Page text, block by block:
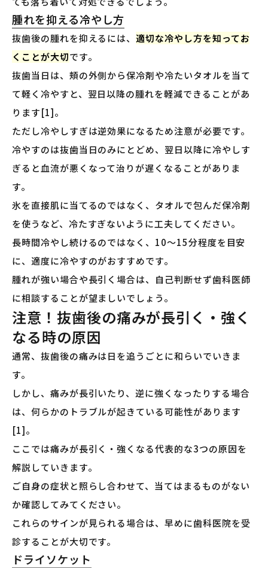
腫れを抑える冷やし方
抜歯後の腫れを抑えるには、適切な冷やし方を知ってお
くことが大切です。
抜歯当日は、頬の外側から保冷剤や冷たいタオルを当て
て軽く冷やすと、翌日以降の腫れを軽減できることがあ
ります[1]。
ただし冷やしすぎは逆効果になるため注意が必要です。
冷やすのは抜歯当日のみにとどめ、翌日以降に冷やしす
ぎると血流が悪くなって治りが遅くなることがありま
す。
氷を直接肌に当てるのではなく、タオルで包んだ保冷剤
を使うなど、冷たすぎないように工夫してください。
長時間冷やし続けるのではなく、10〜15分程度を目安
に、適度に冷やすのがおすすめです。
腫れが強い場合や長引く場合は、自己判断せず歯科医師
に相談することが望ましいでしょう。
注意！抜歯後の痛みが長引く・強く
なる時の原因
通常、抜歯後の痛みは日を追うごとに和らいでいきま
す。
しかし、痛みが長引いたり、逆に強くなったりする場合
は、何らかのトラブルが起きている可能性があります
[1]。
ここでは痛みが長引く・強くなる代表的な3つの原因を
解説していきます。
ご自身の症状と照らし合わせて、当てはまるものがない
か確認してみてください。
これらのサインが見られる場合は、早めに歯科医院を受
診することが大切です。
ドライソケット